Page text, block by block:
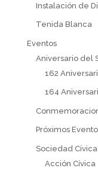
Instalación de
Tenida Blanca
Eventos
Aniversario del
162
164
Próximos
Sociedad
Acción Cívica